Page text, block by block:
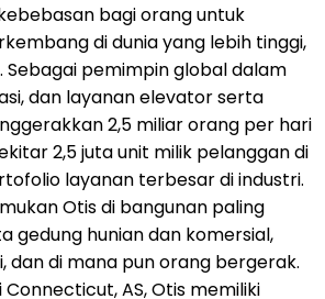
bagioranguntuk
di dunia yang lebih tinggi,
Sebagai pemimpin global dalam
dan layanan elevator serta
2,5 miliar orang per hari
2,5 juta unit milik pelanggan di
layanan terbesar di industri.
Otis di bangunan paling
gedung hunian dan komersial,
dan di mana pun orang bergerak.
AS, Otis memiliki